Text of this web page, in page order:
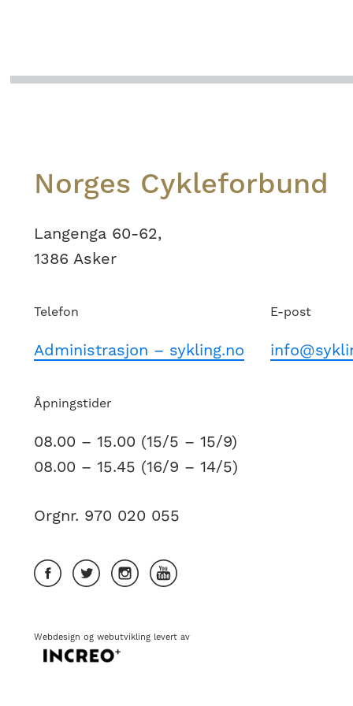
Norges Cykleforbund
Langenga 60-62,
1386 Asker
Telefon
Administrasjon – sykling.no
E-post
Åpningstider
08.00 – 15.00 (15/5 – 15/9)
08.00 – 15.45 (16/9 – 14/5)
Orgnr. 970 020 055
Webdesign ogwebutvikling levert av